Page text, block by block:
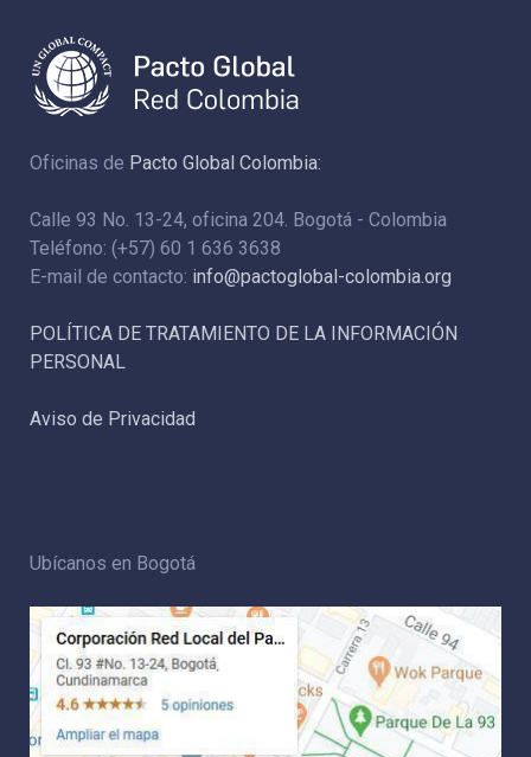
Oficinas de Pacto Global Colombia:
Calle 93 No. 13-24, oficina 204. Bogotá - Colombia
Teléfono: (+57) 60 1 636 3638
E-mail de contacto: info@pactoglobal-colombia.org
POLÍTICA DE TRATAMIENTO DE LA INFORMACIÓN
PERSONAL
Aviso de Privacidad
Ubícanos en Bogotá